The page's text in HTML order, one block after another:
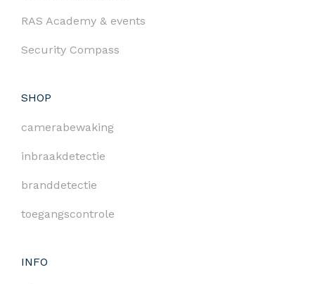
RAS Academy & events
Security Compass
SHOP
camerabewaking
inbraakdetectie
branddetectie
toegangscontrole
INFO